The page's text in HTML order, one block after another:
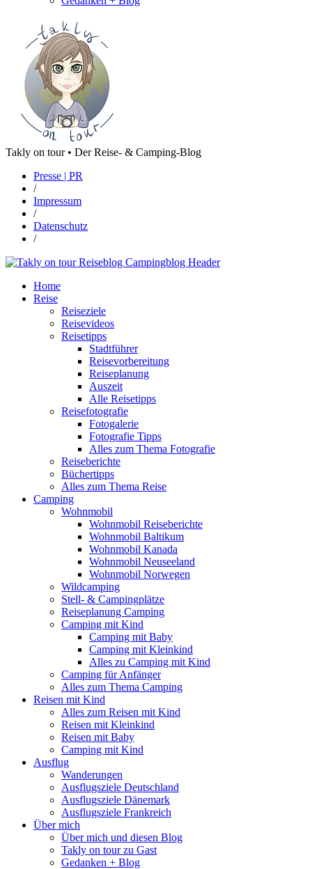
Takly on tour • Der Reise- & Camping-Blog
Presse | PR
/
Impressum
/
Datenschutz
/
Home
Reise
Reiseziele
Reisevideos
Reisetipps
Stadtführer
Reisevorbereitung
Reiseplanung
Auszeit
Alle Reisetipps
Reisefotografie
Fotogalerie
Fotografie Tipps
Alles zum Thema Fotografie
Reiseberichte
Büchertipps
Alles zum Thema Reise
Camping
Wohnmobil
Wohnmobil Reiseberichte
Wohnmobil Baltikum
Wohnmobil Kanada
Wohnmobil Neuseeland
Wohnmobil Norwegen
Wildcamping
Stell- & Campingplätze
Reiseplanung Camping
Camping mit Kind
Camping mit Baby
Camping mit Kleinkind
Alles zu Camping mit Kind
Camping für Anfänger
Alles zum Thema Camping
Reisen mit Kind
Alles zum Reisen mit Kind
Reisen mit Kleinkind
Reisen mit Baby
Camping mit Kind
Ausflug
Wanderungen
Ausflugsziele Deutschland
Ausflugsziele Dänemark
Ausflugsziele Frankreich
Über mich
Über mich und diesen Blog
Takly on tour zu Gast
Gedanken + Blog